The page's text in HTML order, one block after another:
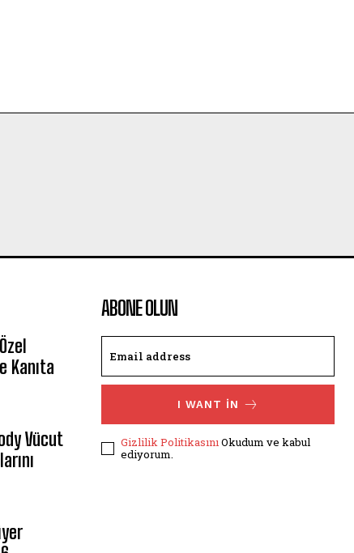
Kanıta
Vücut
ABONE OLUN
I WANT IN
Gizlilik PolitikasınıOkudum ve kabul
ediyorum.